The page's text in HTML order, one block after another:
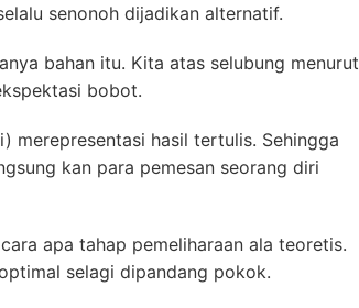
senonoh dijadikan alternatif.
bahan itu. Kita atas selubung menurut
bobot.
merepresentasi hasil tertulis. Sehingga
kan para pemesan seorang diri
apa tahap pemeliharaan ala teoretis.
selagi dipandang pokok.